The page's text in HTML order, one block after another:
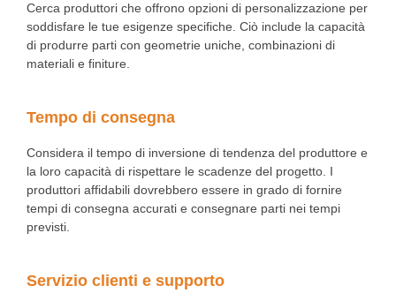
Cerca produttori che offrono opzioni di personalizzazione per
soddisfare le tue esigenze specifiche. Ciò include la capacità
di produrre parti con geometrie uniche, combinazioni di
materiali e finiture.
Tempo di consegna
Considera il tempo di inversione di tendenza del produttore e
la loro capacità di rispettare le scadenze del progetto. I
produttori affidabili dovrebbero essere in grado di fornire
tempi di consegna accurati e consegnare parti nei tempi
previsti.
Servizio clienti e supporto